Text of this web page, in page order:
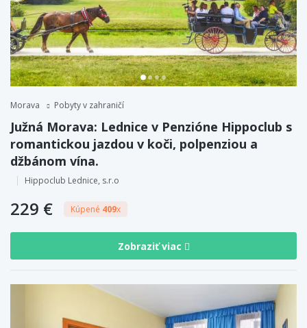
Morava Pobyty v zahraničí
Južná Morava: Lednice v Penzióne Hippoclub s
romantickou jazdou v koči, polpenziou a
džbánom vína.
Hippoclub Lednice, s.r.o
229 € Kúpené 409x
Zobraziť viac